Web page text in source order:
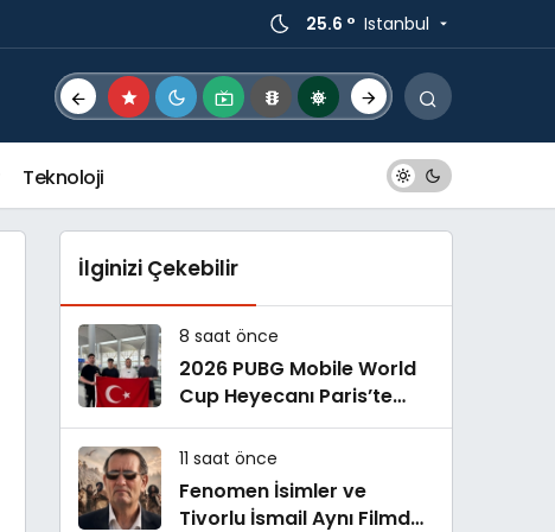
25.6 ° Istanbul
Teknoloji
İlginizi Çekebilir
8 saat önce
2026 PUBG Mobile World
Cup Heyecanı Paris’te
Başlıyor
11 saat önce
Fenomen İsimler ve
Tivorlu İsmail Aynı Filmde